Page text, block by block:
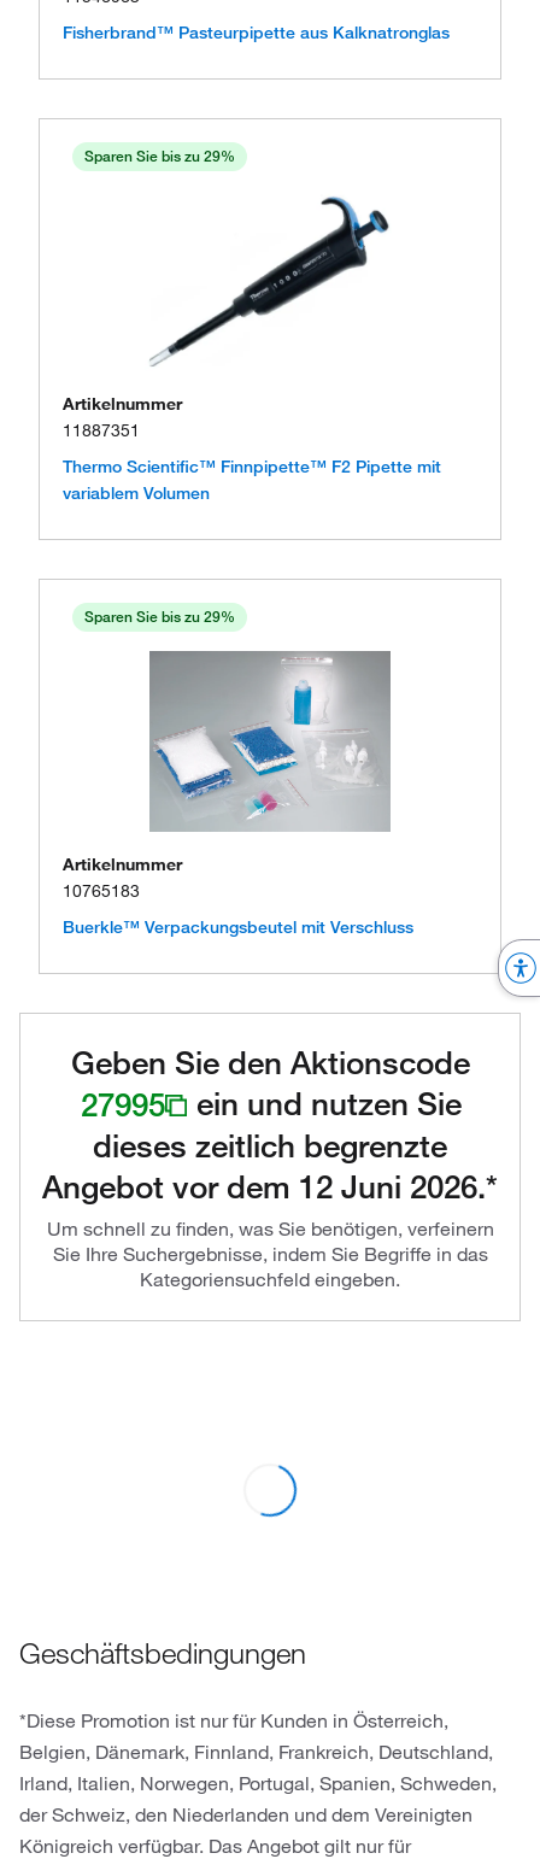
Fisherbrand™ Pasteurpipette aus Kalknatronglas
Sparen Sie bis zu 29%
Artikelnummer
11887351
Thermo Scientific™ Finnpipette™ F2 Pipette mit
variablem Volumen
Sparen Sie bis zu 29%
Artikelnummer
10765183
Buerkle™ Verpackungsbeutel mit Verschluss
Geben Sie den Aktionscode
27995
ein und nutzen Sie
dieses zeitlich begrenzte
Angebot vor dem 12 Juni 2026.*
Um schnell zu finden, was Sie benötigen, verfeinern
Sie Ihre Suchergebnisse, indem Sie Begriffe in das
Kategoriensuchfeld eingeben.
Geschäftsbedingungen
*Diese Promotion ist nur für Kunden in Österreich,
Belgien, Dänemark, Finnland, Frankreich, Deutschland,
Irland, Italien, Norwegen, Portugal, Spanien, Schweden,
der Schweiz, den Niederlanden und dem Vereinigten
Königreich verfügbar. Das Angebot gilt nur für